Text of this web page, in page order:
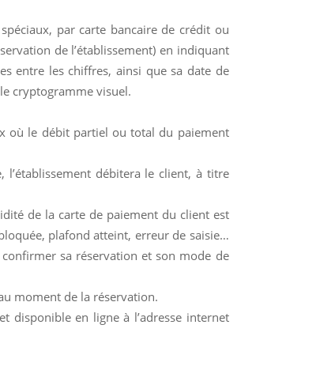
par carte bancaire de crédit ou
de l’établissement) en indiquant
entre les chiffres, ainsi que sa date de
cryptogramme visuel.
où le débit partiel ou total du paiement
l’établissement débitera le client, à titre
de la carte de paiement du client est
plafond atteint, erreur de saisie…
sa réservation et son mode de
moment de la réservation.
disponible en ligne à l’adresse internet